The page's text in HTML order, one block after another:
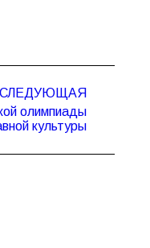
СЛЕДУЮЩАЯ
олимпиады
культуры